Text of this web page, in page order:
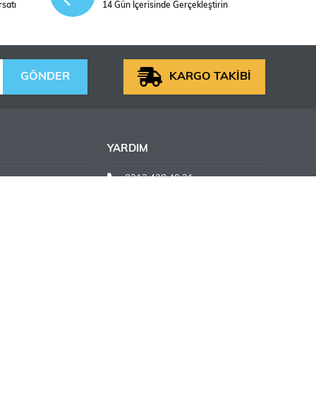
14 Gün İçerisinde Gerçekleştirin
GÖNDER KARGO TAKİBİ
YARDIM
0312 438 40 31